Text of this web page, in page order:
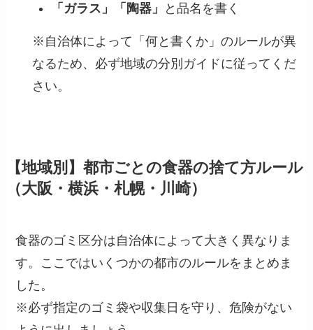
「ガラス」「陶器」
と品名を書く
※自治体によって「何と書くか」のルールが異
なるため、必ず地域の分別ガイドに従ってくだ
さい。
【地域別】都市ごとの食器の捨て方ルール
（大阪・横浜・札幌・川崎）
食器のゴミ区分は自治体によって大きく異なりま
す。ここではいくつかの都市のルールをまとめま
した。
※必ず指定のゴミ袋や収集日を守り、危険がない